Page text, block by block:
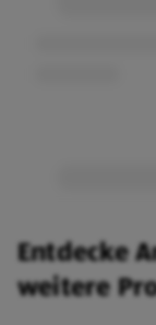
Entdecke
weitere